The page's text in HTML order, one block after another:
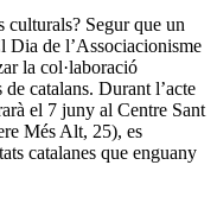
culturals? Segur que un
Dia de l’Associacionisme
la col·laboració
catalans. Durant l’acte
el 7 juny al Centre Sant
Més Alt, 25), es
catalanes que enguany